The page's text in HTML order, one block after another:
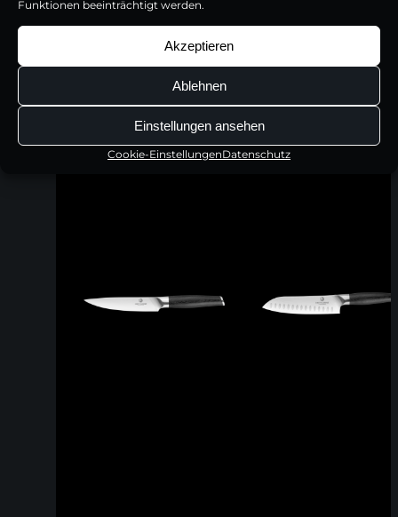
Funktionen beeinträchtigt werden.
Akzeptieren
Ablehnen
Einstellungen ansehen
Cookie-EinstellungenDatenschutz